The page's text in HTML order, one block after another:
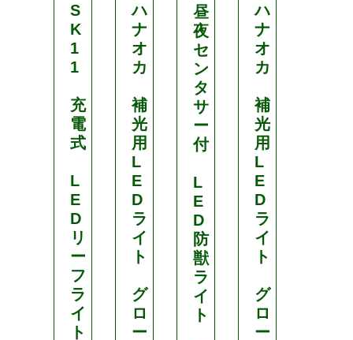
S
K
1
1
充
電
式
L
E
D
リ
ー
フ
ラ
イ
ト
ハ
ナ
オ
カ
補
光
用
L
E
D
ラ
イ
ト
グ
ロ
ー
昼
夜
セ
ン
タ
サ
ー
付
L
E
D
防
獣
ラ
イ
ト
ハ
ナ
オ
カ
補
光
用
L
E
D
ラ
イ
ト
グ
ロ
ー